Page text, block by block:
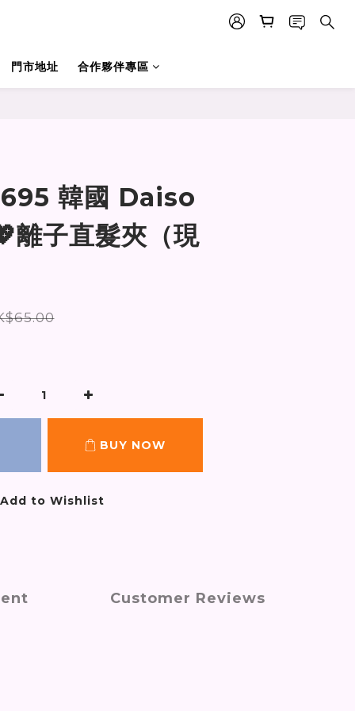
門市地址 合作夥伴專區
韓國 Daiso
離子直髮夾（現
BUY NOW
Add to Wishlist
Customer Reviews